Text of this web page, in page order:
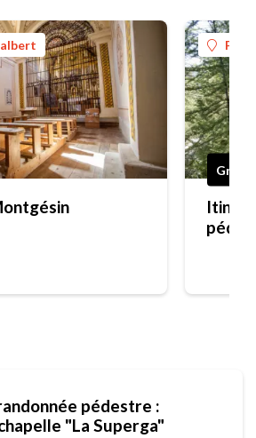
pédestre :
"La Superga"